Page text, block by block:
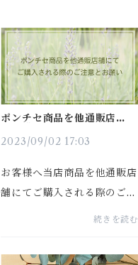
ポンチセ商品を他通販店舗に
お願い
2023/09/02 17:03
お客様へ当店商品を他通販店
舗にてご購入される際のご注
意とお願いいつもポンチセを
ございます。さて、先日お客
続きを読む